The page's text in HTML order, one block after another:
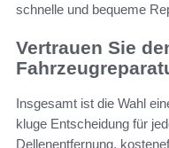
schnelle und bequeme
Vertrauen Sie
Insgesamt ist die Wahl
kluge Entscheidung für
Dellenentfernung,